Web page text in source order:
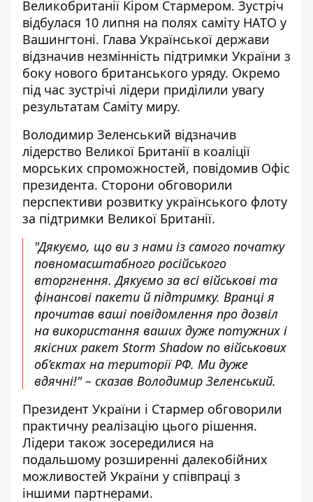
Великобританії Кіром Стармером. Зустріч
відбулася 10 липня на полях саміту НАТО у
Вашингтоні. Глава Української держави
відзначив незмінність підтримки України з
боку нового британського уряду. Окремо
під час зустрічі лідери приділили увагу
результатам Саміту миру.
Володимир Зеленський відзначив
лідерство Великої Британії в коаліції
морських спроможностей, повідомив Офіс
президента. Сторони обговорили
перспективи розвитку українського флоту
за підтримки Великої Британії.
"Дякуємо, що ви з нами із самого початку
повномасштабного російського
вторгнення. Дякуємо за всі військові та
фінансові пакети й підтримку. Вранці я
прочитав ваші повідомлення про дозвіл
на використання ваших дуже потужних і
якісних ракет Storm Shadowпо військових
об’єктах на території РФ. Ми дуже
вдячні!" – сказав Володимир Зеленський.
Президент України і Стармер обговорили
практичну реалізацію цього рішення.
Лідери також зосередилися на
подальшому розширенні далекобійних
можливостей України у співпраці з
іншими партнерами.